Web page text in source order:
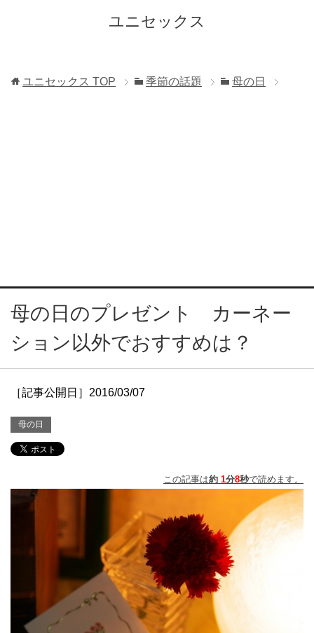
ユニセックス
ユニセックス TOP 季節の話題 母の日
母の日のプレゼント カーネー
ション以外でおすすめは？
［記事公開日］2016/03/07
母の日
この記事は約 1分8秒で読めます。